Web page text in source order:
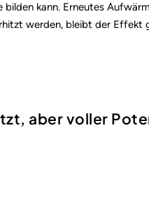
kann. Erneutes
werden, bleibt der Effekt
aber voller